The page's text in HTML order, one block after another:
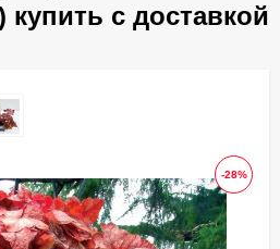
купить с доставкой
-28%